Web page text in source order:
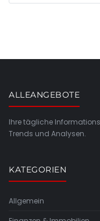
ALLEANGEBOTE
Ihre tägliche
Trends und Analysen.
KATEGORIEN
Allgemein